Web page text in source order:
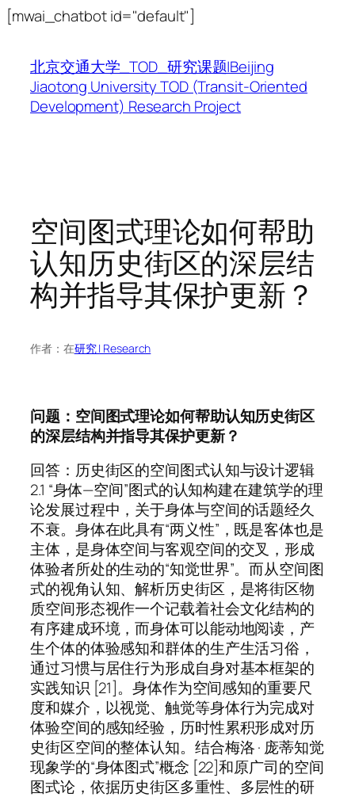
[mwai_chatbot id="default"]
内
容
北京交通大学_TOD_研究课题|Beijing
Jiaotong University TOD (Transit-Oriented
Development) Research Project
空间图式理论如何帮助
认知历史街区的深层结
构并指导其保护更新？
作者： 在研究 | Research
问题：空间图式理论如何帮助认知历史街区
的深层结构并指导其保护更新？
回答：历史街区的空间图式认知与设计逻辑
2.1 “身体—空间”图式的认知构建在建筑学的理
论发展过程中，关于身体与空间的话题经久
不衰。身体在此具有“两义性”，既是客体也是
主体，是身体空间与客观空间的交叉，形成
体验者所处的生动的“知觉世界”。而从空间图
式的视角认知、解析历史街区，是将街区物
质空间形态视作一个记载着社会文化结构的
有序建成环境，而身体可以能动地阅读，产
生个体的体验感知和群体的生产生活习俗，
通过习惯与居住行为形成自身对基本框架的
实践知识 [21]。身体作为空间感知的重要尺
度和媒介，以视觉、触觉等身体行为完成对
体验空间的感知经验，历时性累积形成对历
史街区空间的整体认知。结合梅洛 · 庞蒂知觉
现象学的“身体图式”概念 [22]和原广司的空间
图式论，依据历史街区多重性、多层性的研